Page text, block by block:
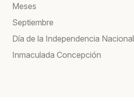
Meses
Septiembre
Día de la Independencia Nacional
Inmaculada Concepción